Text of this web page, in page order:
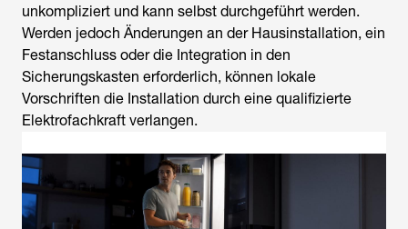
unkompliziert und kann selbst durchgeführt werden.
Werden jedoch Änderungen an der Hausinstallation, ein
Festanschluss oder die Integration in den
Sicherungskasten erforderlich, können lokale
Vorschriften die Installation durch eine qualifizierte
Elektrofachkraft verlangen.